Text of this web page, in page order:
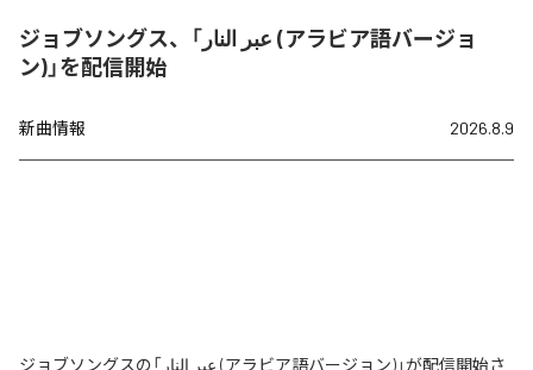
ジョブソングス、「عبر النار (アラビア語バージョ
ン)」を配信開始
新曲情報 2026.8.9
ジョブソングスの「عبر النار (アラビア語バージョン)」が配信開始さ